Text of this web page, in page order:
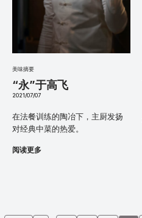
美味摘要
“永”于高飞
2021/07/07
在法餐训练的陶冶下，主厨发扬
对经典中菜的热爱。
阅读更多